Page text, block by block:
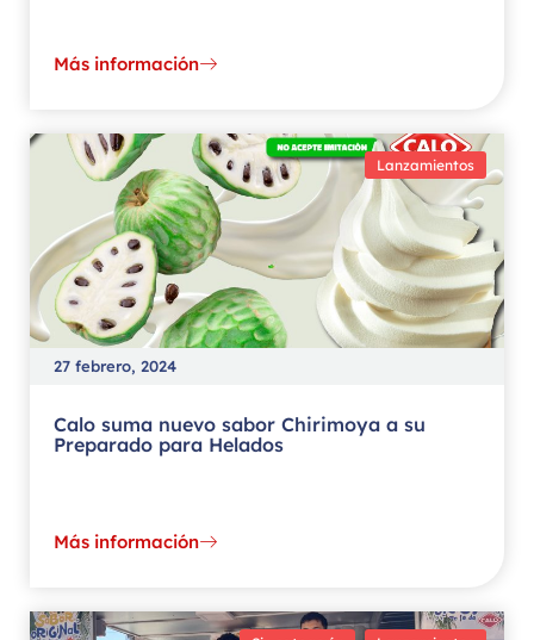
Más información
Lanzamientos
27 febrero, 2024
Calo suma nuevo sabor Chirimoya a su
Preparado para Helados
Más información